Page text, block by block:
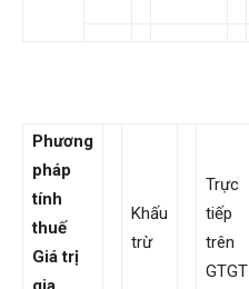
Phương
pháp
tính
thuế
Giá trị
Khấu
trừ
Trực
tiếp
trên
GTGT